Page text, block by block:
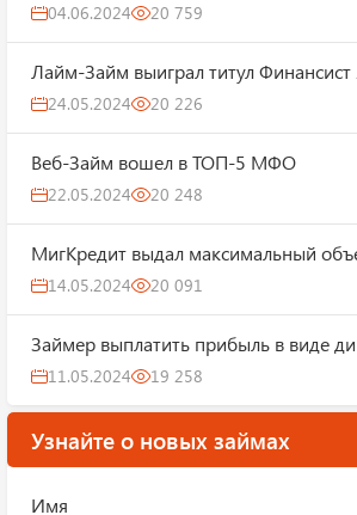
04.06.2024 20 759
Лайм-Займ выиграл титул Финансист
24.05.2024 20 226
Веб-Займ вошел в ТОП-5 МФО
22.05.2024 20 248
МигКредит выдал максимальный
14.05.2024 20 091
Займер выплатить прибыль в виде
11.05.2024 19 258
Узнайте о новых займах
Имя